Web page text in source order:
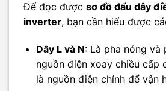
Để đọc được sơ đồ đấu dây
inverter, bạn cần hiểu được
Dây L và N: Là pha nóng và
nguồn điện xoay chiều cấp
là nguồn điện chính để vận